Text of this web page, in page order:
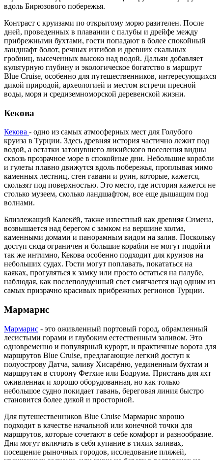
вдоль Бирюзового побережья.
Контраст с круизами по открытому морю разителен. После
дней, проведенных в плавании с палубы и дрейфе между
прибрежными бухтами, гости попадают в более спокойный
ландшафт болот, речных изгибов и древних скальных
гробниц, высеченных высоко над водой. Дальян добавляет
культурную глубину и экологическое богатство в маршрут
Blue Cruise, особенно для путешественников, интересующихся
дикой природой, археологией и местом встречи пресной
воды, моря и средиземноморской деревенской жизни.
Кекова
Кекова - одно из самых атмосферных мест для Голубого
круиза в Турции. Здесь древняя история частично лежит под
водой, а остатки затонувшего ликийского поселения видны
сквозь прозрачное море в спокойные дни. Небольшие корабли
и гулеты плавно движутся вдоль побережья, проплывая мимо
каменных лестниц, стен гавани и руин, которые, кажется,
скользят под поверхностью. Это место, где история кажется не
столько музеем, сколько ландшафтом, все еще дышащим под
волнами.
Близлежащий Калекёй, также известный как древняя Симена,
возвышается над берегом с замком на вершине холма,
каменными домами и панорамным видом на залив. Поскольку
доступ сюда ограничен и большие корабли не могут подойти
так же интимно, Кекова особенно подходит для круизов на
небольших судах. Гости могут поплавать, покататься на
каяках, прогуляться к замку или просто остаться на палубе,
наблюдая, как послеполуденный свет смягчается над одним из
самых призрачно красивых прибрежных регионов Турции.
Мармарис
Мармарис - это оживленный портовый город, обрамленный
лесистыми горами и глубоким естественным заливом. Это
одновременно и популярный курорт, и практичные ворота для
маршрутов Blue Cruise, предлагающие легкий доступ к
полуострову Датча, заливу Хисарёню, уединенным бухтам и
маршрутам в сторону Фетхие или Бодрума. Пристань для яхт
оживленная и хорошо оборудованная, но как только
небольшое судно покидает гавань, береговая линия быстро
становится более дикой и просторной.
Для путешественников Blue Cruise Мармарис хорошо
подходит в качестве начальной или конечной точки для
маршрутов, которые сочетают в себе комфорт и разнообразие.
Дни могут включать в себя купание в тихих заливах,
посещение рыночных городов, исследование пляжей,